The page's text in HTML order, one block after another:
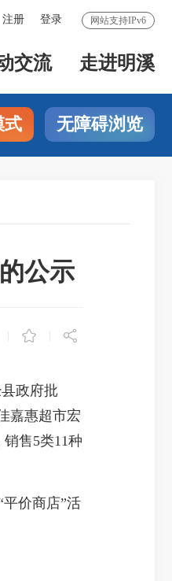
网站支持IPv6
注册 登录
交流 走进明溪
式 无障碍浏览
公示
 
政府批
嘉惠超市宏
售5类11种
价商店”活